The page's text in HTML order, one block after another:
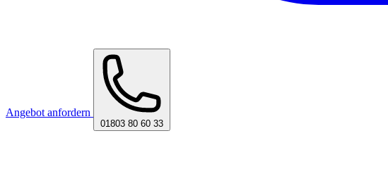
Angebot anfordern
01803 80 60 33